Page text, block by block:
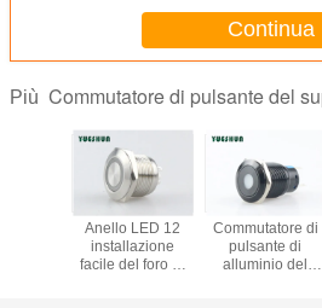
Continua
Più Commutatore di pulsante del
Anello LED 12
installazione
facile del foro di
Commutatore di
pulsante di
alluminio del